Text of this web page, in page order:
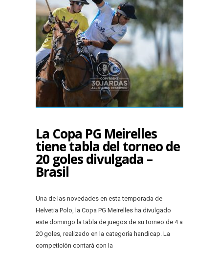
La Copa PG Meirelles
tiene tabla del torneo de
20 goles divulgada –
Brasil
Una de las novedades en esta temporada de
Helvetia Polo, la Copa PG Meirelles ha divulgado
este domingo la tabla de juegos de su torneo de 4 a
20 goles, realizado en la categoría handicap. La
competición contará con la